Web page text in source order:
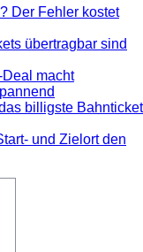
Der Fehler kostet
übertragbar sind
macht
billigste Bahnticket
und Zielort den